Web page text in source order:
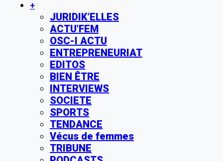
+
JURIDIK’ELLES
ACTU’FEM
OSC-I ACTU
ENTREPRENEURIAT
EDITOS
BIEN ÊTRE
INTERVIEWS
SOCIETE
SPORTS
TENDANCE
Vécus de femmes
TRIBUNE